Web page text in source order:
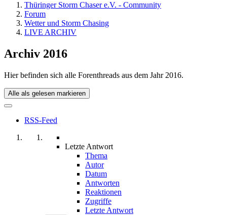
Thüringer Storm Chaser e.V. - Community
Forum
Wetter und Storm Chasing
LIVE ARCHIV
Archiv 2016
Hier befinden sich alle Forenthreads aus dem Jahr 2016.
Alle als gelesen markieren
RSS-Feed
Letzte Antwort
Thema
Autor
Datum
Antworten
Reaktionen
Zugriffe
Letzte Antwort